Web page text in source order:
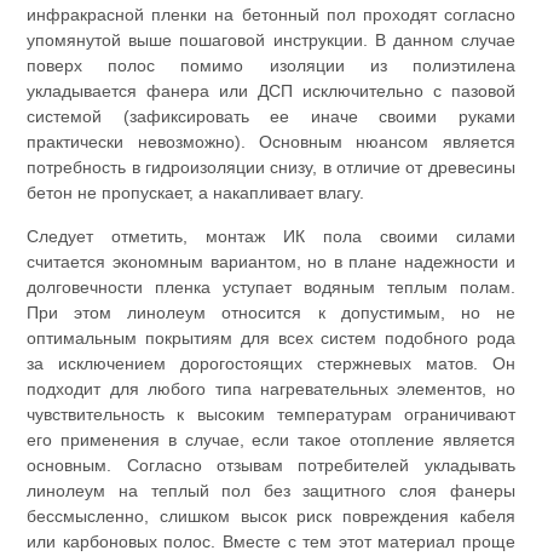
инфракрасной пленки на бетонный пол проходят согласно
упомянутой выше пошаговой инструкции. В данном случае
поверх полос помимо изоляции из полиэтилена
укладывается фанера или ДСП исключительно с пазовой
системой (зафиксировать ее иначе своими руками
практически невозможно). Основным нюансом является
потребность в гидроизоляции снизу, в отличие от древесины
бетон не пропускает, а накапливает влагу.
Следует отметить, монтаж ИК пола своими силами
считается экономным вариантом, но в плане надежности и
долговечности пленка уступает водяным теплым полам.
При этом линолеум относится к допустимым, но не
оптимальным покрытиям для всех систем подобного рода
за исключением дорогостоящих стержневых матов. Он
подходит для любого типа нагревательных элементов, но
чувствительность к высоким температурам ограничивают
его применения в случае, если такое отопление является
основным. Согласно отзывам потребителей укладывать
линолеум на теплый пол без защитного слоя фанеры
бессмысленно, слишком высок риск повреждения кабеля
или карбоновых полос. Вместе с тем этот материал проще